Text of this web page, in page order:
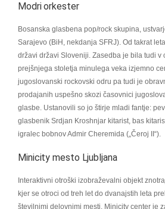
Modri orkester
Bosanska glasbena pop/rock skupina,
Sarajevo (BiH, nekdanja SFRJ). Od takrat
državi državi Sloveniji. Zasedba je bila tudi v
prejšnjega stoletja minulega veka izjemno
jugoslovanski rockovski odru pa tudi je
prodajanih uspešno skozi časovnici
glasbe. Ustanovili so jo štirje mladi fantje:
glasbenik Srdjan Kroshnjar kitarist, bas
igralec bobnov Admir Cheremida („Čeroj II“).
Minicity mesto Ljubljana
Interaktivni otroški izobraževalni objekt
kjer se otroci od treh let do dvanajstih leta
številnimi delovnimi mesti. Minicity center je